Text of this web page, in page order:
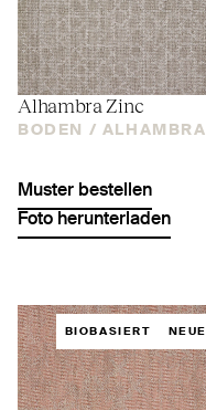
Alhambra Zinc
BODEN / ALHAMBRA
Muster bestellen
Foto herunterladen
BIOBASIERT NEUE